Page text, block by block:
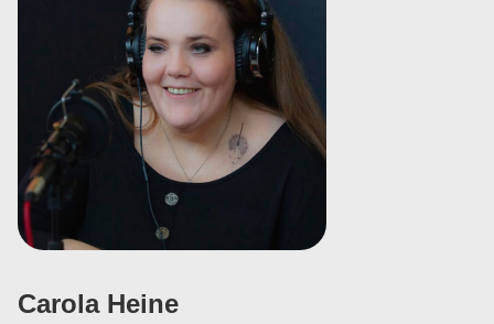
Carola Heine